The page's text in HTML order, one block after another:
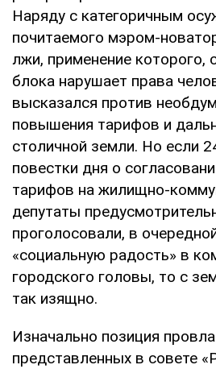
Наряду с категоричным
почитаемого мэром-
лжи, применение которого,
блока нарушает права
высказался против
повышения тарифов и
столичной земли. Но если
повестки дня о
тарифов на жилищно-
депутаты
проголосовали, в
«социальную радость» в
городского головы, то с
так изящно.
Изначально позиция
представленных в совете